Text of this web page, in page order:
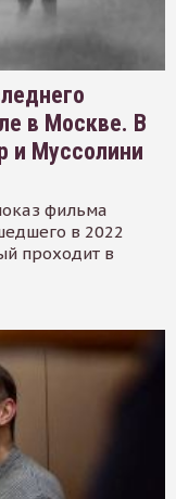
в Москве. В
и Муссолини
фильма
в 2022
проходит в